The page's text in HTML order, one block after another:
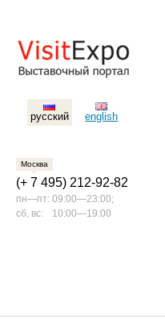
русский english
Москва
(+ 7 495) 212-92-82
пн—пт: 09:00—23:00;
сб, вс:
10:00—19:00